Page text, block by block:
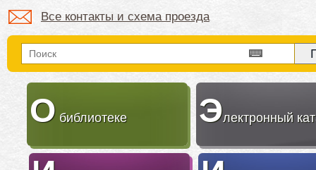
Все контакты и схема проезда
О библиотеке Электронный